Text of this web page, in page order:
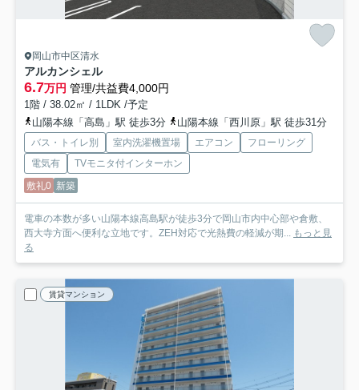
岡山市中区清水
アルカンシェル
6.7万円 管理/共益費4,000円
1階 / 38.02㎡ / 1LDK /予定
山陽本線「高島」駅 徒歩3分
山陽本線「西川原」駅 徒歩31分
バス・トイレ別 室内洗濯機置場 エアコン
フローリング
電気有
TVモニタ付インターホン
敷礼0 新築
電車の本数が多い山陽本線高島駅が徒歩3分で岡山市内中心部や倉敷、
西大寺方面へ便利な立地です。ZEH対応で光熱費の軽減が期... もっと見
る
賃貸マンション